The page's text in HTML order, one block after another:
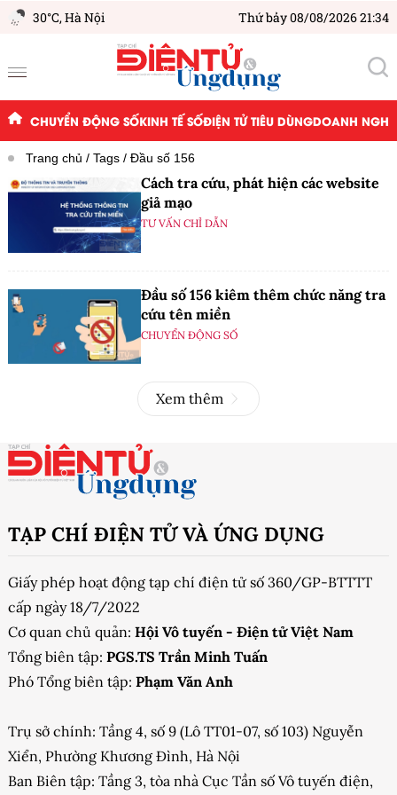
30°C,Hà Nội Thứ bảy 08/08/2026 21:34
CHUYỂN ĐỘNG SỐKINH TẾ SỐĐIỆN TỬ TIÊU DÙNGDOANH
Trang chủ Tags Đầu số 156
Cách tra cứu, phát hiện các website
giả mạo
TƯ VẤN CHỈ DẪN
Đầu số 156 kiêm thêm chức năng tra
cứu tên miền
CHUYỂN ĐỘNG SỐ
Xem thêm
TẠP CHÍ ĐIỆN TỬ VÀ ỨNG DỤNG
Giấy phép hoạt động tạp chí điện tử số 360/GP-BTTTT
cấp ngày 18/7/2022
Cơ quan chủ quản: Hội Vô tuyến - Điện tử Việt Nam
Tổng biên tập: PGS.TS Trần Minh Tuấn
Phó Tổng biên tập: Phạm Văn Anh
Trụ sở chính: Tầng 4, số 9 (Lô TT01-07, số 103) Nguyễn
Xiển, Phường Khương Đình, Hà Nội
Ban Biên tập: Tầng 3, tòa nhà Cục Tần số Vô tuyến điện,